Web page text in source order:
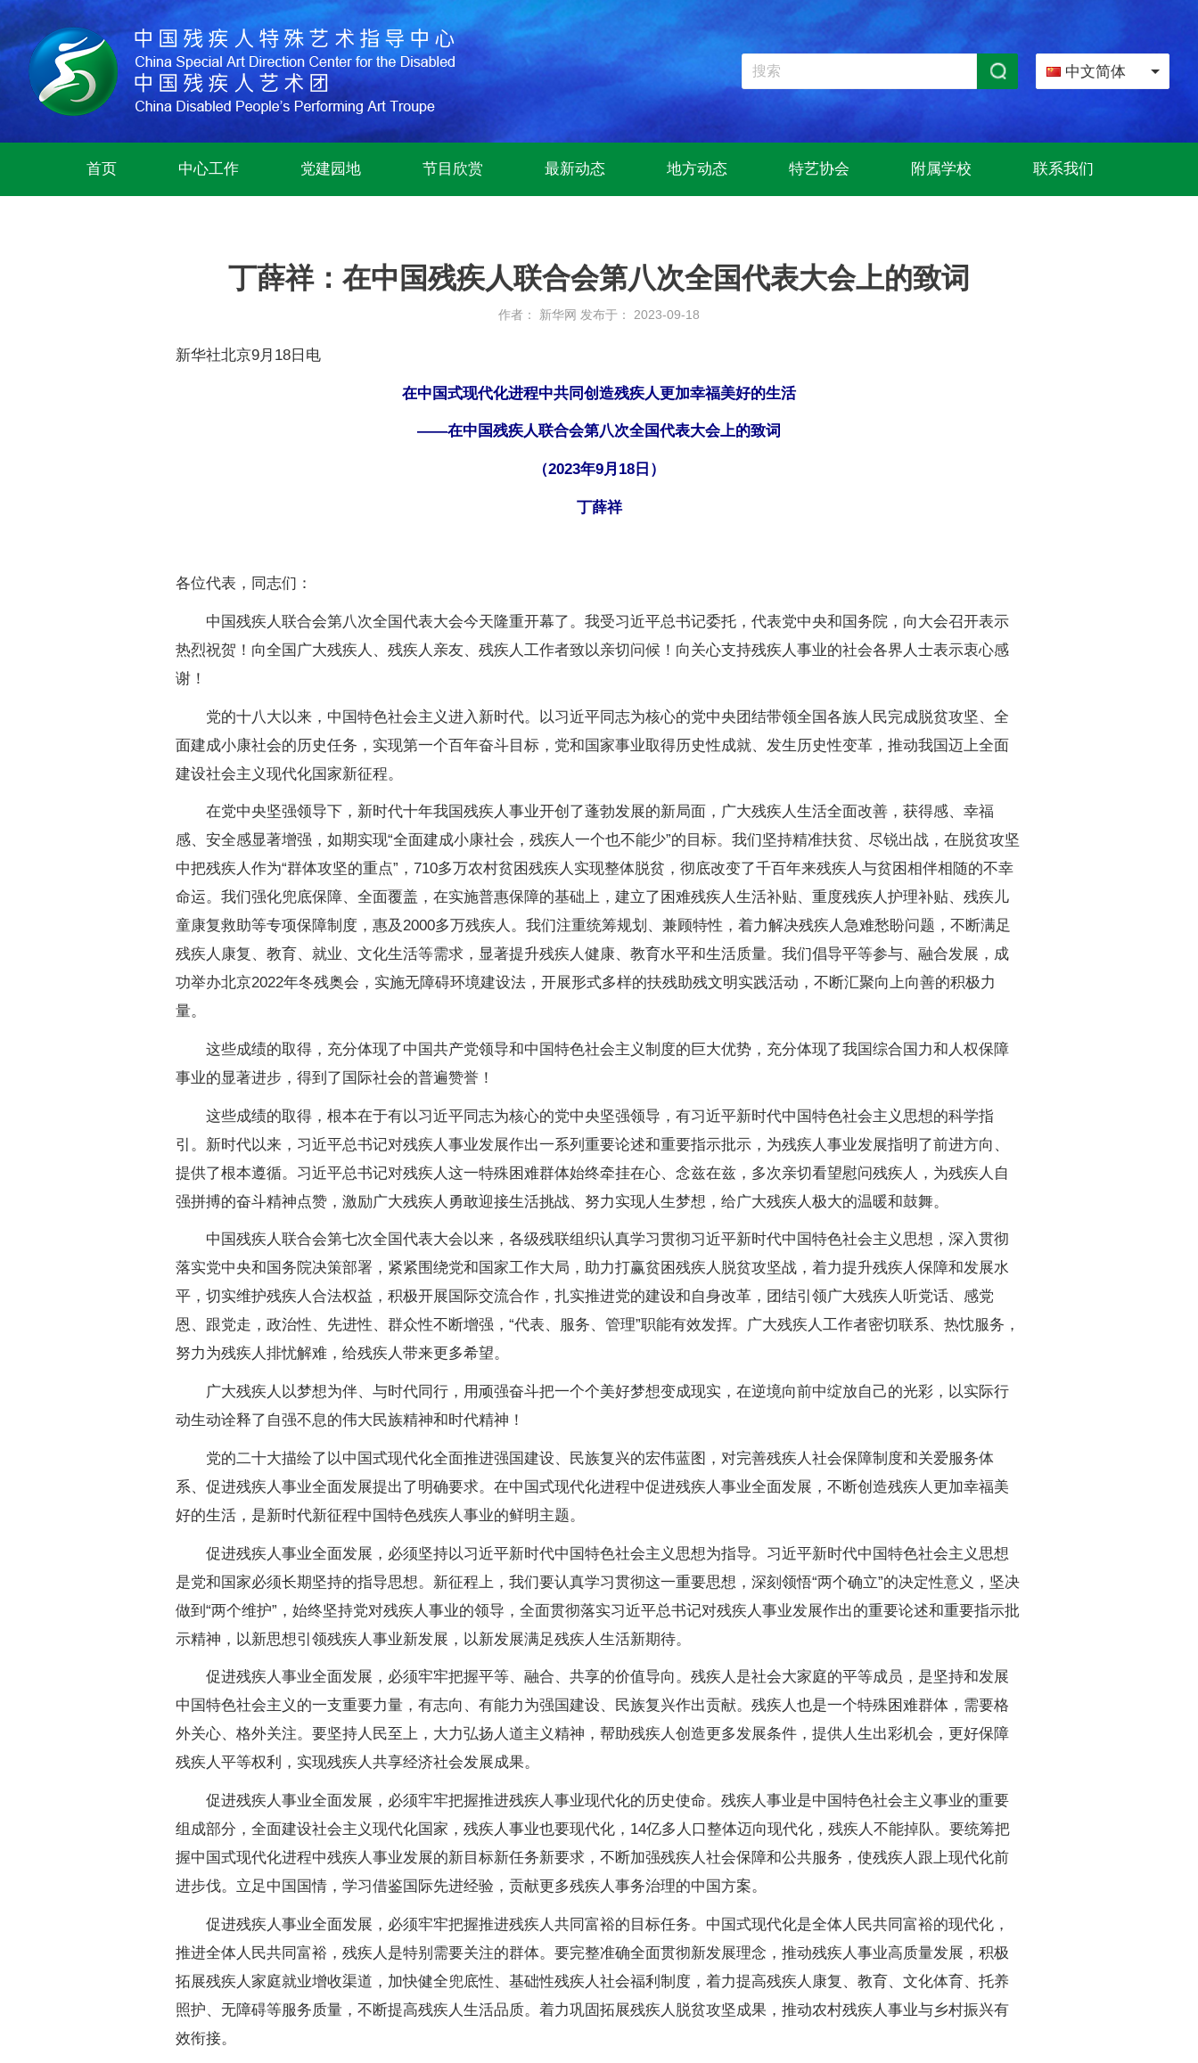
中文简体
首页 中心工作 党建园地 节目欣赏 最新动态 地方动态 特艺协会 附属学校 联系我们
丁薛祥：在中国残疾人联合会第八次全国代表大会上的致词
作者： 新华网 发布于： 2023-09-18
新华社北京9月18日电
在中国式现代化进程中共同创造残疾人更加幸福美好的生活
——在中国残疾人联合会第八次全国代表大会上的致词
（2023年9月18日）
丁薛祥
各位代表，同志们：
中国残疾人联合会第八次全国代表大会今天隆重开幕了。我受习近平总书记委托，代表党中央和国务院，向大会召开表示
热烈祝贺！向全国广大残疾人、残疾人亲友、残疾人工作者致以亲切问候！向关心支持残疾人事业的社会各界人士表示衷心感
谢！
党的十八大以来，中国特色社会主义进入新时代。以习近平同志为核心的党中央团结带领全国各族人民完成脱贫攻坚、全
面建成小康社会的历史任务，实现第一个百年奋斗目标，党和国家事业取得历史性成就、发生历史性变革，推动我国迈上全面
建设社会主义现代化国家新征程。
在党中央坚强领导下，新时代十年我国残疾人事业开创了蓬勃发展的新局面，广大残疾人生活全面改善，获得感、幸福
感、安全感显著增强，如期实现“全面建成小康社会，残疾人一个也不能少”的目标。我们坚持精准扶贫、尽锐出战，在脱贫攻坚
中把残疾人作为“群体攻坚的重点”，710多万农村贫困残疾人实现整体脱贫，彻底改变了千百年来残疾人与贫困相伴相随的不幸
命运。我们强化兜底保障、全面覆盖，在实施普惠保障的基础上，建立了困难残疾人生活补贴、重度残疾人护理补贴、残疾儿
童康复救助等专项保障制度，惠及2000多万残疾人。我们注重统筹规划、兼顾特性，着力解决残疾人急难愁盼问题，不断满足
残疾人康复、教育、就业、文化生活等需求，显著提升残疾人健康、教育水平和生活质量。我们倡导平等参与、融合发展，成
功举办北京2022年冬残奥会，实施无障碍环境建设法，开展形式多样的扶残助残文明实践活动，不断汇聚向上向善的积极力
量。
这些成绩的取得，充分体现了中国共产党领导和中国特色社会主义制度的巨大优势，充分体现了我国综合国力和人权保障
事业的显著进步，得到了国际社会的普遍赞誉！
这些成绩的取得，根本在于有以习近平同志为核心的党中央坚强领导，有习近平新时代中国特色社会主义思想的科学指
引。新时代以来，习近平总书记对残疾人事业发展作出一系列重要论述和重要指示批示，为残疾人事业发展指明了前进方向、
提供了根本遵循。习近平总书记对残疾人这一特殊困难群体始终牵挂在心、念兹在兹，多次亲切看望慰问残疾人，为残疾人自
强拼搏的奋斗精神点赞，激励广大残疾人勇敢迎接生活挑战、努力实现人生梦想，给广大残疾人极大的温暖和鼓舞。
中国残疾人联合会第七次全国代表大会以来，各级残联组织认真学习贯彻习近平新时代中国特色社会主义思想，深入贯彻
落实党中央和国务院决策部署，紧紧围绕党和国家工作大局，助力打赢贫困残疾人脱贫攻坚战，着力提升残疾人保障和发展水
平，切实维护残疾人合法权益，积极开展国际交流合作，扎实推进党的建设和自身改革，团结引领广大残疾人听党话、感党
恩、跟党走，政治性、先进性、群众性不断增强，“代表、服务、管理”职能有效发挥。广大残疾人工作者密切联系、热忱服务，
努力为残疾人排忧解难，给残疾人带来更多希望。
广大残疾人以梦想为伴、与时代同行，用顽强奋斗把一个个美好梦想变成现实，在逆境向前中绽放自己的光彩，以实际行
动生动诠释了自强不息的伟大民族精神和时代精神！
党的二十大描绘了以中国式现代化全面推进强国建设、民族复兴的宏伟蓝图，对完善残疾人社会保障制度和关爱服务体
系、促进残疾人事业全面发展提出了明确要求。在中国式现代化进程中促进残疾人事业全面发展，不断创造残疾人更加幸福美
好的生活，是新时代新征程中国特色残疾人事业的鲜明主题。
促进残疾人事业全面发展，必须坚持以习近平新时代中国特色社会主义思想为指导。习近平新时代中国特色社会主义思想
是党和国家必须长期坚持的指导思想。新征程上，我们要认真学习贯彻这一重要思想，深刻领悟“两个确立”的决定性意义，坚决
做到“两个维护”，始终坚持党对残疾人事业的领导，全面贯彻落实习近平总书记对残疾人事业发展作出的重要论述和重要指示批
示精神，以新思想引领残疾人事业新发展，以新发展满足残疾人生活新期待。
促进残疾人事业全面发展，必须牢牢把握平等、融合、共享的价值导向。残疾人是社会大家庭的平等成员，是坚持和发展
中国特色社会主义的一支重要力量，有志向、有能力为强国建设、民族复兴作出贡献。残疾人也是一个特殊困难群体，需要格
外关心、格外关注。要坚持人民至上，大力弘扬人道主义精神，帮助残疾人创造更多发展条件，提供人生出彩机会，更好保障
残疾人平等权利，实现残疾人共享经济社会发展成果。
促进残疾人事业全面发展，必须牢牢把握推进残疾人事业现代化的历史使命。残疾人事业是中国特色社会主义事业的重要
组成部分，全面建设社会主义现代化国家，残疾人事业也要现代化，14亿多人口整体迈向现代化，残疾人不能掉队。要统筹把
握中国式现代化进程中残疾人事业发展的新目标新任务新要求，不断加强残疾人社会保障和公共服务，使残疾人跟上现代化前
进步伐。立足中国国情，学习借鉴国际先进经验，贡献更多残疾人事务治理的中国方案。
促进残疾人事业全面发展，必须牢牢把握推进残疾人共同富裕的目标任务。中国式现代化是全体人民共同富裕的现代化，
推进全体人民共同富裕，残疾人是特别需要关注的群体。要完整准确全面贯彻新发展理念，推动残疾人事业高质量发展，积极
拓展残疾人家庭就业增收渠道，加快健全兜底性、基础性残疾人社会福利制度，着力提高残疾人康复、教育、文化体育、托养
照护、无障碍等服务质量，不断提高残疾人生活品质。着力巩固拓展残疾人脱贫攻坚成果，推动农村残疾人事业与乡村振兴有
效衔接。